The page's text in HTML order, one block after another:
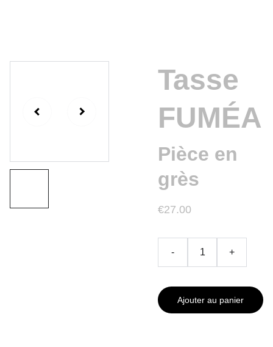
Tasse
FUMÉA
Pièce en
grès
€27.00
- +
Ajouter au panier